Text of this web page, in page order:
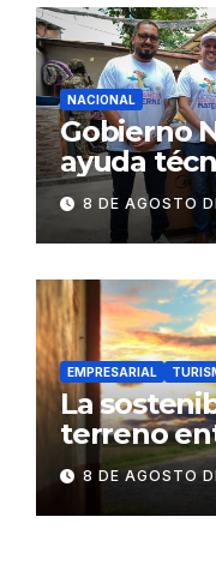
NACIONAL
Gobierno
ayuda
Bono
familia en
8 DE AGOSTO
EMPRESARIAL
La
terreno
negocios
8 DE AGOSTO